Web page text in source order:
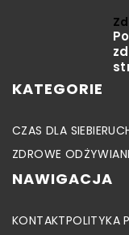
KATEGORIE
CZAS DLA SIEBIE
ZDROWE
NAWIGACJA
KONTAKTPOLITYKA